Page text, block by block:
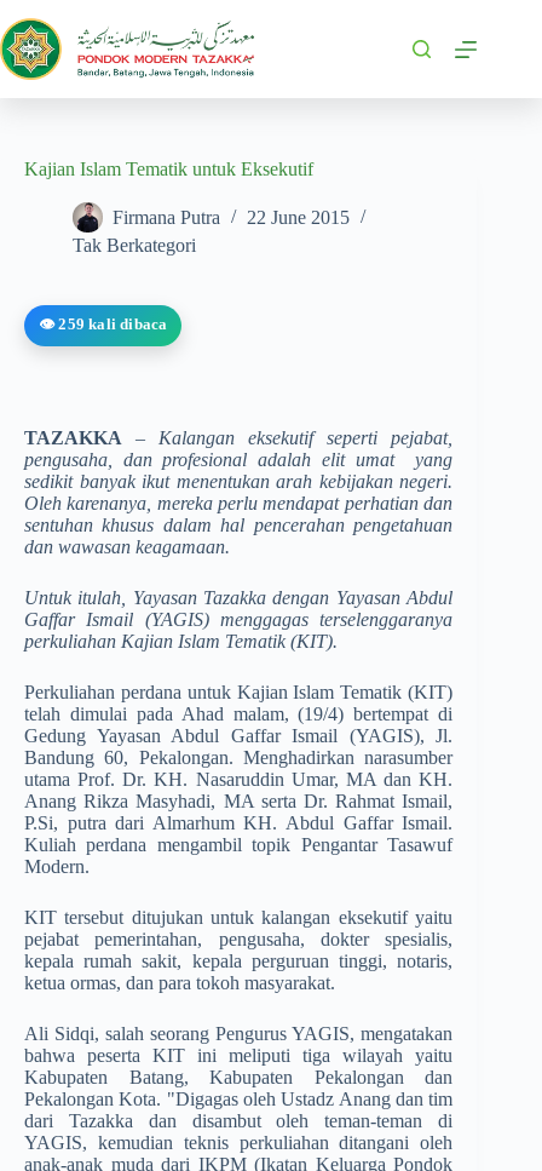
Kajian Islam Tematik untuk Eksekutif
Firmana Putra
22 June 2015
Tak Berkategori
👁️ 259 kali dibaca
TAZAKKA – Kalangan eksekutif seperti pejabat,
pengusaha, dan profesional adalah elit umat yang
sedikit banyak ikut menentukan arah kebijakan negeri.
Oleh karenanya, mereka perlu mendapat perhatian dan
sentuhan khusus dalam hal pencerahan pengetahuan
dan wawasan keagamaan.
Untuk itulah, Yayasan Tazakka de­ngan Yayasan Abdul
Gaffar Ismail (YAGIS) menggagas terselenggaranya
perkuliah­an Kajian Islam Tematik (KIT).
Perkuliahan perdana untuk Kajian Islam Tematik (KIT)
telah dimulai pada Ahad malam, (19/4) bertempat di
Gedung Yayasan Abdul Gaffar Ismail (YAGIS), Jl.
Bandung 60, Pekalongan. Menghadirkan narasumber
utama­ Prof. Dr. KH. Nasaruddin Umar, MA dan KH.
Anang Rikza Masyhadi, MA serta Dr. Rahmat Ismail,
P.Si, putra dari Almarhum KH. Abdul Gaffar Ismail.
Kuliah perdana mengambil topik Pengantar Tasawuf
Modern.
KIT tersebut ditujukan untuk kalang­an eksekutif yaitu
pejabat pemerin­tahan, pengusaha, dokter spesialis,
kepala rumah sakit, kepala perguruan tinggi, notaris,
ketua ormas, dan para tokoh masyarakat.
Ali Sidqi, salah seorang Pengurus YAGIS, mengatakan
bahwa peserta KIT ini meliputi tiga wilayah yaitu
Kabupaten Batang, Kabupaten Pekalongan dan
Pekalongan Kota. "Digagas oleh Ustadz Anang dan tim
dari Tazakka dan disambut oleh teman-teman di
YAGIS, kemudian teknis perkuliahan ditangani oleh
anak-anak muda dari IKPM (Ikatan­ Keluarga Pondok